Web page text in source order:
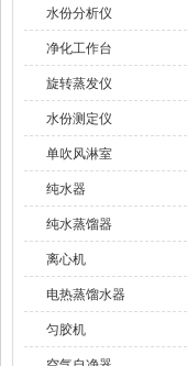
水份分析仪
净化工作台
旋转蒸发仪
水份测定仪
单吹风淋室
纯水器
纯水蒸馏器
离心机
电热蒸馏水器
匀胶机